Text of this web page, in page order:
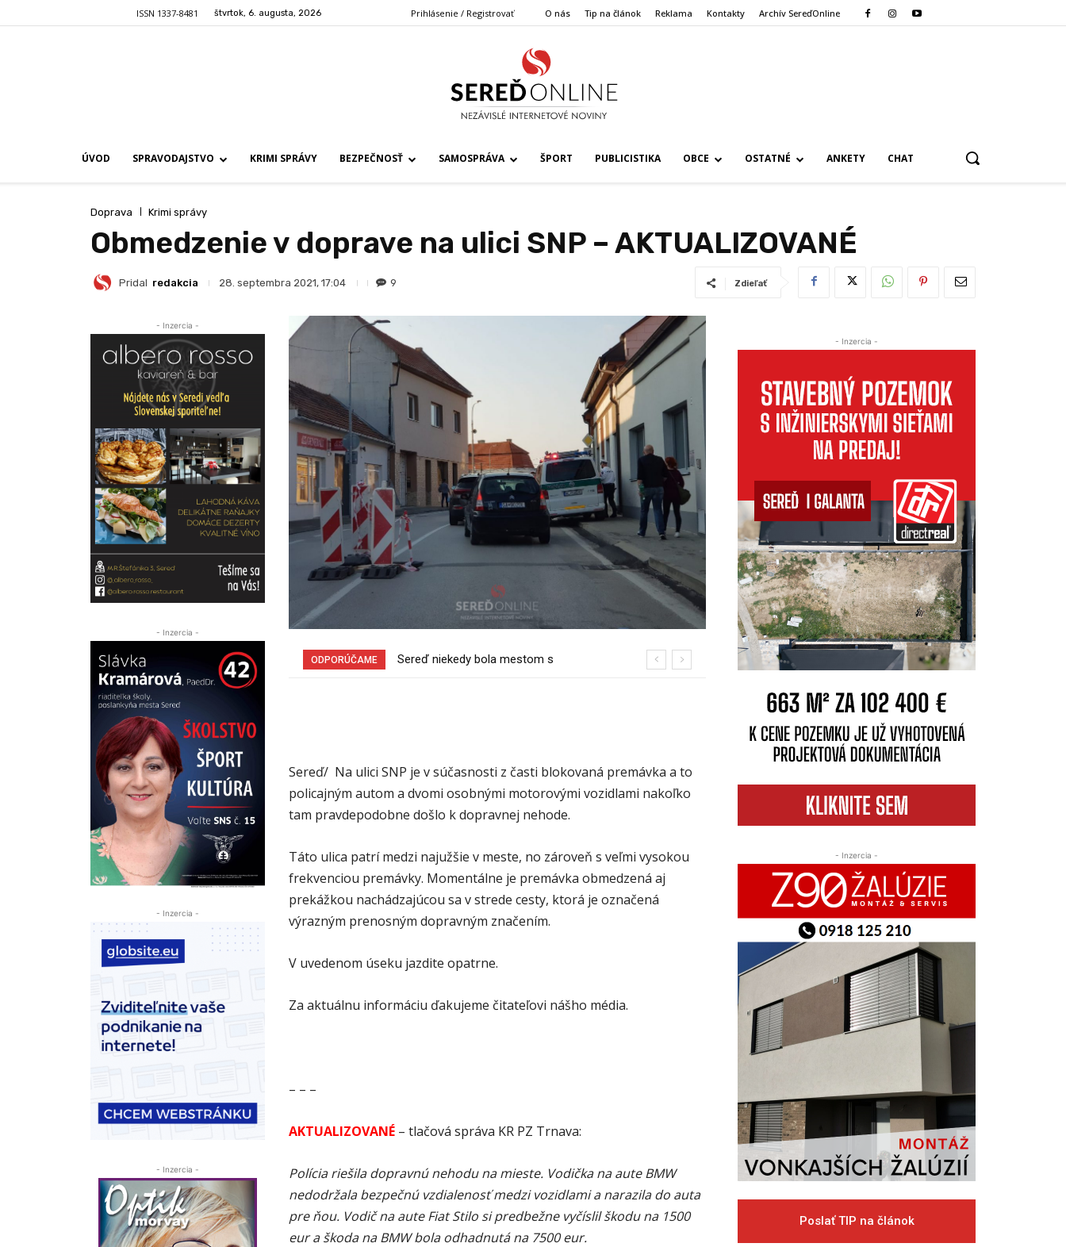
ISSN 1337-8481 štvrtok, 6. augusta, 2026 Prihlásenie / Registrovať O nás Tip na článok Reklama Kontakty Archív SereďOnline
ÚVOD SPRAVODAJSTVO KRIMI SPRÁVY BEZPEČNOSŤ SAMOSPRÁVA ŠPORT PUBLICISTIKA OBCE OSTATNÉ ANKETY CHAT
Doprava Krimi správy
Obmedzenie v doprave na ulici SNP – AKTUALIZOVANÉ
Pridal redakcia 28. septembra 2021, 17:04 9 Zdieľať
- Inzercia -
- Inzercia -
- Inzercia -
- Inzercia -
ODPORÚČAME
Sereď niekedy bola mestom s
Pri venčení na Jesenského ulici mal
Sereď/ Na ulici SNP je v súčasnosti z časti blokovaná premávka a to
policajným autom a dvomi osobnými motorovými vozidlami nakoľko
tam pravdepodobne došlo k dopravnej nehode.
Táto ulica patrí medzi najužšie v meste, no zároveň s veľmi vysokou
frekvenciou premávky. Momentálne je premávka obmedzená aj
prekážkou nachádzajúcou sa v strede cesty, ktorá je označená
výrazným prenosným dopravným značením.
V uvedenom úseku jazdite opatrne.
Za aktuálnu informáciu ďakujeme čitateľovi nášho média.
– – –
AKTUALIZOVANÉ – tlačová správa KR PZ Trnava:
Polícia riešila dopravnú nehodu na mieste. Vodička na aute BMW
nedodržala bezpečnú vzdialenosť medzi vozidlami a narazila do auta
pre ňou. Vodič na aute Fiat Stilo si predbežne vyčíslil škodu na 1500
eur a škoda na BMW bola odhadnutá na 7500 eur.
- Inzercia -
- Inzercia -
Poslať TIP na článok